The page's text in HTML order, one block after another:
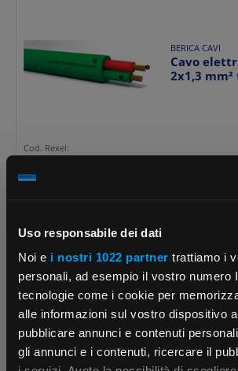
Uso responsabile dei dati
Noi e i nostri 1022 partner trattiamo i
personali, ad esempio il vostro numero
tecnologie come i cookie per
alle informazioni sul vostro dispositivo
pubblicare annunci e contenuti
gli annunci e i contenuti, ricercare il
BERICA CAVI
Cavo
2x1,3
Cod. Rexel:
CSB4602130JM
Cod. Produttore:
B4602130JM
BERICA CAVI
Cavo
2x1,30
per